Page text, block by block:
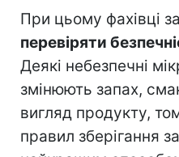
При цьому фахівці
перевіряти
Деякі небезпечні
змінюють запах,
вигляд продукту,
правил зберігання